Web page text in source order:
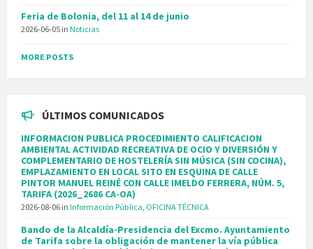
Feria de Bolonia, del 11 al 14 de junio
2026-06-05 in Noticias
MORE POSTS
ÚLTIMOS COMUNICADOS
INFORMACION PUBLICA PROCEDIMIENTO CALIFICACION
AMBIENTAL ACTIVIDAD RECREATIVA DE OCIO Y DIVERSIÓN Y
COMPLEMENTARIO DE HOSTELERÍA SIN MÚSICA (SIN COCINA),
EMPLAZAMIENTO EN LOCAL SITO EN ESQUINA DE CALLE
PINTOR MANUEL REINÉ CON CALLE IMELDO FERRERA, NÚM. 5,
TARIFA (2026_2686 CA-OA)
2026-08-06 in Información Pública, OFICINA TÉCNICA
Bando de la Alcaldía-Presidencia del Excmo. Ayuntamiento
de Tarifa sobre la obligación de mantener la vía pública